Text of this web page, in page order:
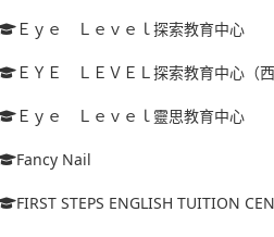
Ｅｙｅ Ｌｅｖｅｌ探索教育中心
ＥＹＥ ＬＥＶＥＬ探索教育中心（西
Ｅｙｅ Ｌｅｖｅｌ靈思教育中心
Fancy Nail
FIRST STEPS ENGLISH TUITION